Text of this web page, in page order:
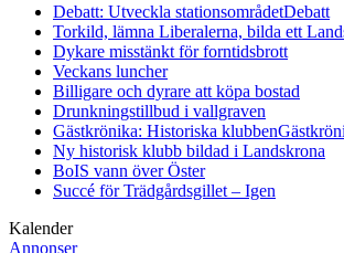
Debatt: Utveckla stationsområdetDebatt
Torkild, lämna Liberalerna, bilda ett
Dykare misstänkt för forntidsbrott
Veckans luncher
Billigare och dyrare att köpa bostad
Drunkningstillbud i vallgraven
Gästkrönika: Historiska klubben
Ny historisk klubb bildad i Landskrona
BoIS vann över Öster
Succé för Trädgårdsgillet – Igen
Kalender
Annonser